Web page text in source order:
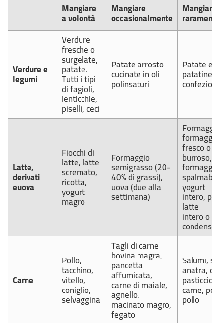
Mangiare
a volontà
Mangiare
occasionalmente
Mangiare
raramente
Verdure e
legumi
Verdure
fresche o
surgelate,
patate.
Tutti i tipi
di fagioli,
lenticchie,
piselli, ceci
Patate arrosto
cucinate in oli
polinsaturi
Patate e
patatine
Latte,
derivati
euova
Fiocchi di
latte, latte
scremato,
ricotta,
yogurt
magro
Formaggio
semigrasso (20-
40% di grassi),
uova (due alla
settimana)
Formaggi
formaggio
fresco o
burroso,
formaggio
yogurt
intero,
latte
intero o
Carne
Pollo,
tacchino,
vitello,
coniglio,
selvaggina
Tagli di carne
bovina magra,
pancetta
affumicata,
carne di maiale,
agnello,
macinato magro,
fegato
Salumi,
anatra,
pasticcio
carne,
pollo